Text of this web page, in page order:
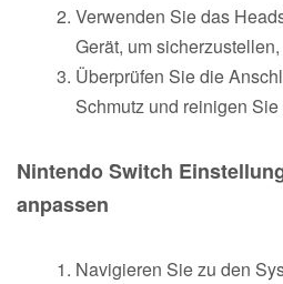
Verwenden Sie das
Gerät, um
Überprüfen Sie die
Schmutz und reinigen
Nintendo Switch
anpassen
Navigieren Sie zu den